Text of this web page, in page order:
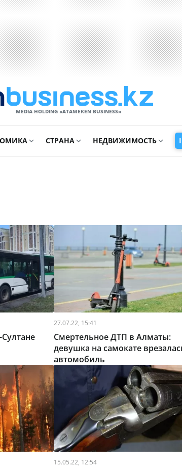
MEDIA HOLDING «ATAMEKЕN BUSINESS»
СТРАНА НЕДВИЖИМОСТЬ
27.07.22, 15:41
Смертельное ДТП в Алматы:
девушка на самокате
автомобиль
15.05.22, 12:54